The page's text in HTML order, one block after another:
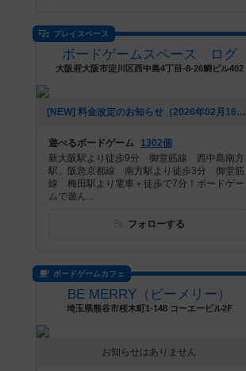
プレイスペース
ボードゲームスペース ログ
大阪府大阪市淀川区西中島4丁目-8-26鯛ビル402
[NEW] 料金改定のお知らせ（2026年02月16日 19時20分）
遊べるボードゲーム
1302個
新大阪駅より徒歩9分 御堂筋線 西中島南方
駅、阪急京都線 南方駅より徒歩3分 御堂筋
線 梅田駅より電車＋徒歩で7分！ボードゲー
ムで遊ん...
フォローする
ボードゲームカフェ
BE MERRY（ビーメリー）
埼玉県熊谷市桜木町1-148 コーエービル2F
お知らせはありません